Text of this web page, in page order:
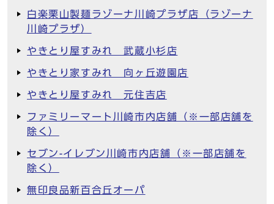
白楽栗山製麺ラゾーナ川崎プラザ店（ラゾーナ
川崎プラザ）
やきとり屋すみれ 武蔵小杉店
やきとり家すみれ 向ヶ丘遊園店
やきとり屋すみれ 元住吉店
ファミリーマート川崎市内店舗（※一部店舗を
除く）
セブン-イレブン川崎市内店舗（※一部店舗を
除く）
無印良品新百合丘オーパ